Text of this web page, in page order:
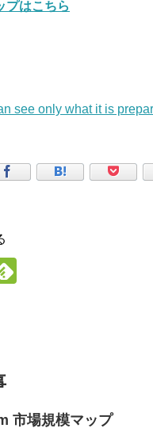
プはこちら
see only what it is
市場規模マップ